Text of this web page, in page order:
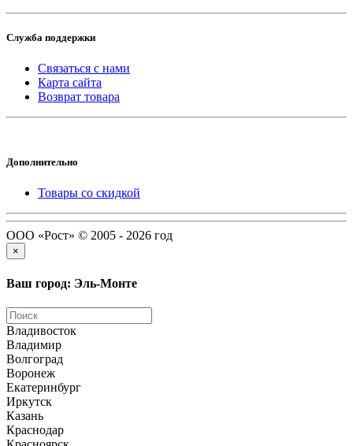
Служба поддержки
Связаться с нами
Карта сайта
Возврат товара
Дополнительно
Товары со скидкой
ООО «Рост» © 2005 - 2026 год
×
Ваш город: Эль-Монте
Владивосток
Владимир
Волгоград
Воронеж
Екатеринбург
Иркутск
Казань
Краснодар